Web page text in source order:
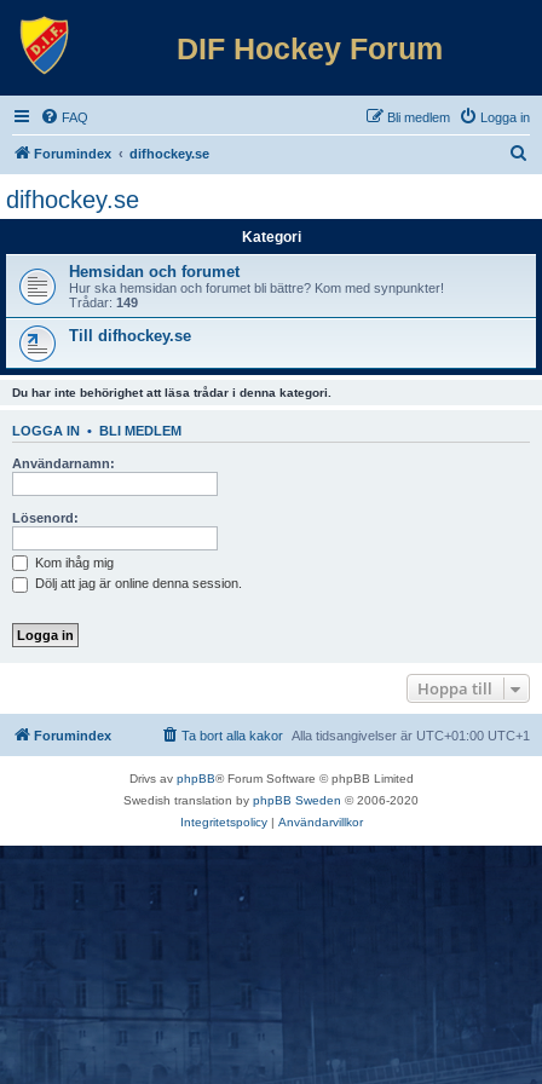
DIF Hockey Forum
FAQ Logga in
Bli medlem
Forumindex difhockey.se
difhockey.se
Kategori
Hemsidan och forumet
Hur ska hemsidan och forumet bli bättre? Kom med synpunkter!
Trådar: 149
Till difhockey.se
Du har inte behörighet att läsa trådar i denna kategori.
LOGGA IN • BLI MEDLEM
Användarnamn:
Lösenord:
Kom ihåg mig
Dölj att jag är online denna session.
Hoppa till
Forumindex Alla tidsangivelser är UTC+01:00 UTC+1
Ta bort alla kakor
Drivs av phpBB® Forum Software © phpBB Limited
Swedish translation by phpBB Sweden © 2006-2020
Integritetspolicy| Användarvillkor